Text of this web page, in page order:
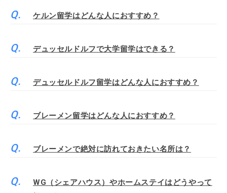
ケルン留学はどんな人におすすめ？
デュッセルドルフで大学留学はできる？
デュッセルドルフ留学はどんな人におすすめ？
ブレーメン留学はどんな人におすすめ？
ブレーメンで絶対に訪れておきたい名所は？
WG（シェアハウス）やホームステイはどうやって